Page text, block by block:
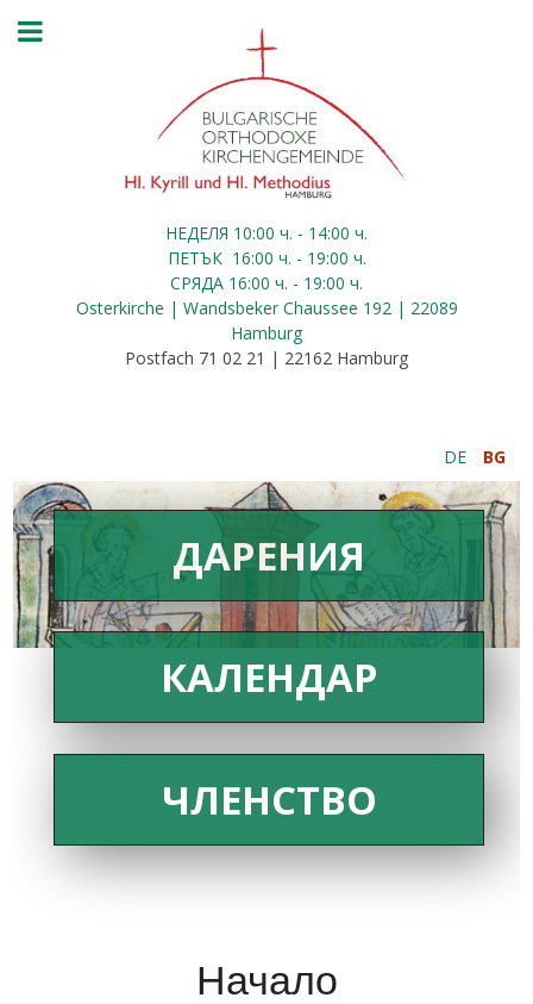
НЕДЕЛЯ 10:00 ч. - 14:00 ч.
ПЕТЪК 16:00 ч. - 19:00 ч.
СРЯДА 16:00 ч. - 19:00 ч.
Osterkirche | Wandsbeker Chaussee 192 | 22089
Hamburg
Postfach 71 02 21 | 22162 Hamburg
DE BG
ДАРЕНИЯ
КАЛЕНДАР
ЧЛЕНСТВО
Начало